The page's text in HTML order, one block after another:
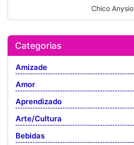
Chico Anysio
Categorias
Amizade
Amor
Aprendizado
Arte/Cultura
Bebidas